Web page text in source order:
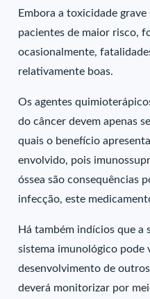
Embora a toxicidade
pacientes de maior risco,
ocasionalmente,
relativamente boas.
Os agentes
do câncer devem apenas
quais o benefício
envolvido, pois
óssea são consequências
infecção, este
Há também indícios que a
sistema imunológico pode
desenvolvimento de
deverá monitorizar por